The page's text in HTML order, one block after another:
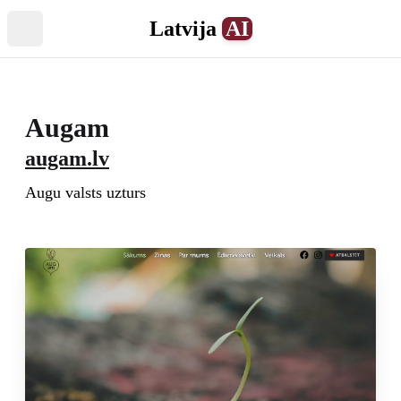
Latvija AI
Augam
augam.lv
Augu valsts uzturs